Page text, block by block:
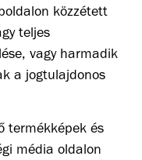
közzétett
teljes
vagy harmadik
a jogtulajdonos
termékképek és
média oldalon